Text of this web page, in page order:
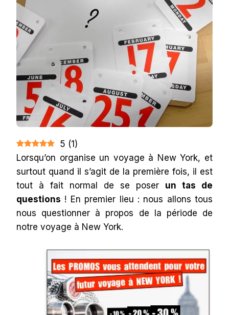
5 (1 )
Lorsqu’on organise un voyage à New York, et
surtout quand il s’agit de la première fois, il est
tout à fait normal de se poser un tas de
questions ! En premier lieu : nous allons tous
nous questionner à propos de la période de
notre voyage à New York.